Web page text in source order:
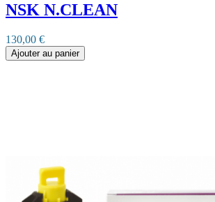
NSK N.CLEAN
130,00 €
Ajouter au panier